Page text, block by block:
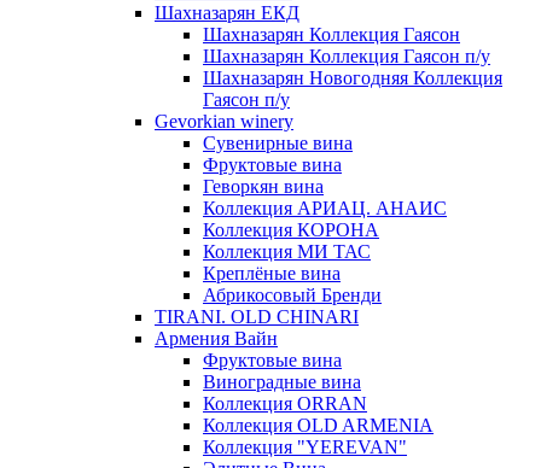
Шахназарян ЕКД
Шахназарян Коллекция Гаясон
Шахназарян Коллекция Гаясон п/у
Шахназарян Новогодняя Коллекция
Гаясон п/у
Gevorkian winery
Сувенирные вина
Фруктовые вина
Геворкян вина
Коллекция АРИАЦ. АНАИС
Коллекция КОРОНА
Коллекция МИ ТАС
Креплёные вина
Абрикосовый Бренди
TIRANI. OLD CHINARI
Армения Вайн
Фруктовые вина
Виноградные вина
Коллекция ORRAN
Коллекция OLD ARMENIA
Коллекция "YEREVAN"